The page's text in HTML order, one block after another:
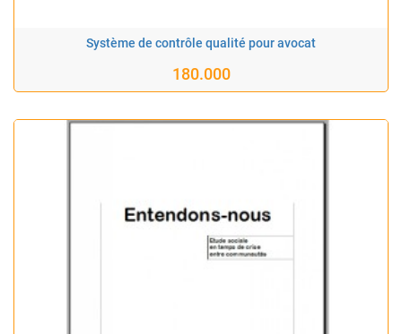
Système de contrôle qualité pour avocat
180.000